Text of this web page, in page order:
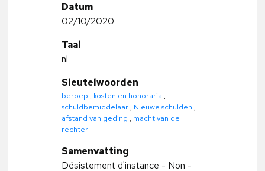
Datum
02/10/2020
Taal
nl
Sleutelwoorden
beroep , kosten en honoraria ,
schuldbemiddelaar , Nieuwe schulden ,
afstand van geding , macht van de
rechter
Samenvatting
Désistement d'instance - Non -